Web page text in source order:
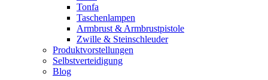
Tonfa
Taschenlampen
Armbrust & Armbrustpistole
Zwille & Steinschleuder
Produktvorstellungen
Selbstverteidigung
Blog